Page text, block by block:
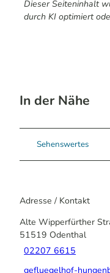
Dieser Seiteninhalt
durch KI optimiert
In der Nähe
Sehenswertes
Adresse / Kontakt
Alte Wipperfürther
51519 Odenthal
02207 6615
gefluegelhof-